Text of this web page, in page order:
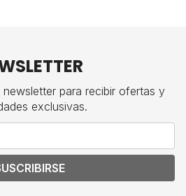
para recibir ofertas y
exclusivas.